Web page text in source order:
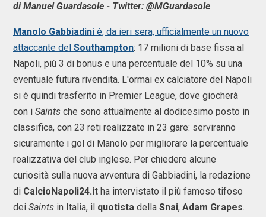
di Manuel Guardasole - Twitter: @MGuardasole
Manolo Gabbiadini è, da ieri sera, ufficialmente un nuovo
attaccante del Southampton: 17 milioni di base fissa al
Napoli, più 3 di bonus e una percentuale del 10% su una
eventuale futura rivendita. L'ormai ex calciatore del Napoli
si è quindi trasferito in Premier League, dove giocherà
con i Saints che sono attualmente al dodicesimo posto in
classifica, con 23 reti realizzate in 23 gare: serviranno
sicuramente i gol di Manolo per migliorare la percentuale
realizzativa del club inglese. Per chiedere alcune
curiosità sulla nuova avventura di Gabbiadini, la redazione
di CalcioNapoli24.it ha intervistato il più famoso tifoso
dei Saints in Italia, il quotista della Snai, Adam Grapes.